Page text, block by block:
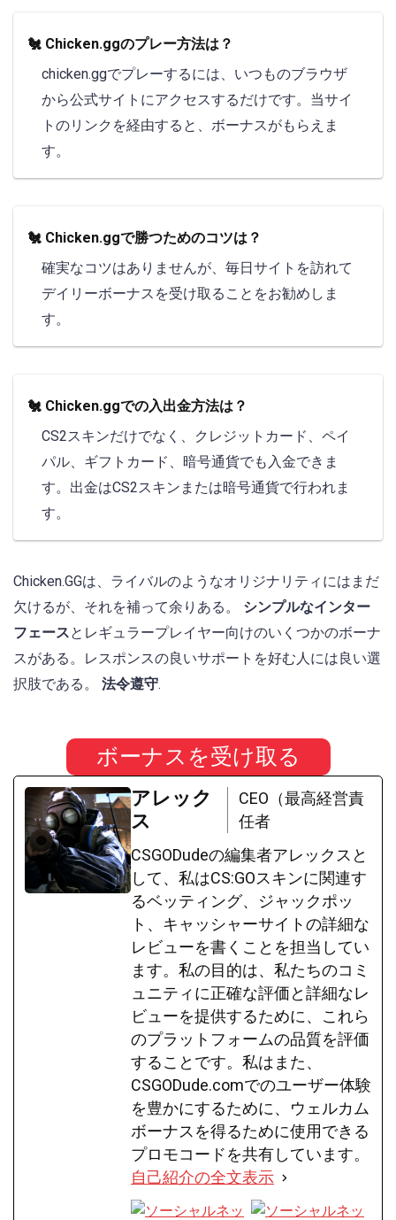
🐔 Chicken.ggのプレー方法は？
chicken.ggでプレーするには、いつものブラウザ
から公式サイトにアクセスするだけです。当サイ
トのリンクを経由すると、ボーナスがもらえま
す。
🐔 Chicken.ggで勝つためのコツは？
確実なコツはありませんが、毎日サイトを訪れて
デイリーボーナスを受け取ることをお勧めしま
す。
🐔 Chicken.ggでの入出金方法は？
CS2スキンだけでなく、クレジットカード、ペイ
パル、ギフトカード、暗号通貨でも入金できま
す。出金はCS2スキンまたは暗号通貨で行われま
す。
Chicken.GGは、ライバルのようなオリジナリティにはまだ
欠けるが、それを補って余りある。 シンプルなインター
フェースとレギュラープレイヤー向けのいくつかのボーナ
スがある。レスポンスの良いサポートを好む人には良い選
択肢である。
法令遵守.
ボーナスを受け取る
アレック
ス
CEO（最高経営責
任者
CSGODudeの編集者アレックスと
して、私はCS:GOスキンに関連す
るベッティング、ジャックポッ
ト、キャッシャーサイトの詳細な
レビューを書くことを担当してい
ます。私の目的は、私たちのコミ
ュニティに正確な評価と詳細なレ
ビューを提供するために、これら
のプラットフォームの品質を評価
することです。私はまた、
CSGODude.comでのユーザー体験
を豊かにするために、ウェルカム
ボーナスを得るために使用できる
プロモコードを共有しています。
自己紹介の全文表示